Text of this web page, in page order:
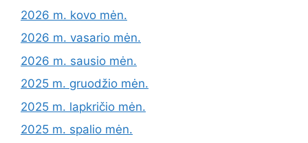
2026 m. kovo mėn.
2026 m. vasario mėn.
2026 m. sausio mėn.
2025 m. gruodžio mėn.
2025 m. lapkričio mėn.
2025 m. spalio mėn.